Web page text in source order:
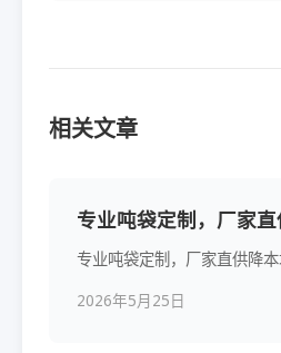
相关文章
专业吨袋定制，厂家
专业吨袋定制，厂家直供降
2026年5月25日